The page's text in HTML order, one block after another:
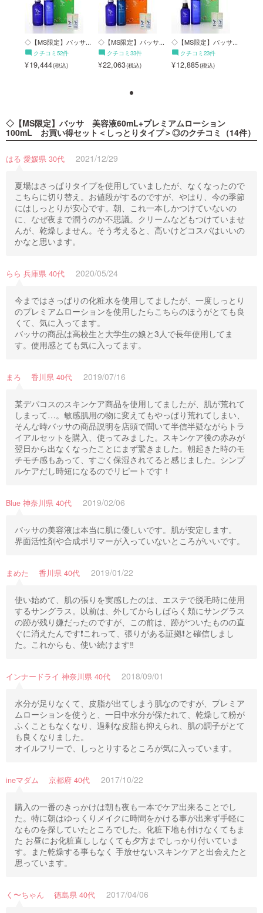
◇【MS限定】バッサ...
クチコミ52件
19,444
◇【MS限定】バッサ...
クチコミ33件
22,063
◇【MS限定】バッサ...
クチコミ23件
12,885
◇【MS限定】バッサ 美容液60mL+プレミアムローション
100mL お買い得セット＜しっとりタイプ＞◎のクチコミ（14件）
はる 愛媛県 30代 2021/12/29
夏場はさっぱりタイプを使用していましたが、なくなったので
こちらに切り替え。お値段がするのですが、やはり、今の季節
にはしっとりが安心です。朝、これ一本しかつけていないの
に、なぜ夜まで潤うのか不思議。クリームなどもつけていませ
んが、乾燥しません。そう考えると、高いけどコスパはいいの
かなと思います。
らら 兵庫県 40代 2020/05/24
今まではさっぱりの化粧水を使用してましたが、一度しっとり
のプレミアムローションを使用したらこちらのほうがとても良
くて、気に入ってます。
バッサの商品は高校生と大学生の娘と3人で長年使用してま
す。使用感とても気に入ってます。
まろ 香川県 40代 2019/07/16
某デパコスのスキンケア商品を使用してましたが、肌が荒れて
しまって…。敏感肌用の物に変えてもやっぱり荒れてしまい、
そんな時バッサの商品説明を店頭で聞いて半信半疑ながらトラ
イアルセットを購入、使ってみました。スキンケア後の赤みが
翌日から出なくなったことにまず驚きました。朝起きた時のモ
チモチ感もあって、すごく保湿されてると感じました。シンプ
ルケアだし時短になるのでリピートです！
Blue 神奈川県 40代 2019/02/06
バッサの美容液は本当に肌に優しいです。肌が安定します。
界面活性剤や合成ポリマーが入っていないところがいいです。
まめた 香川県 40代 2019/01/22
使い始めて、肌の張りを実感したのは、エステで脱毛時に使用
するサングラス。以前は、外してからしばらく頬にサングラス
の跡が残り嫌だったのですが、この前は、跡がついたものの直
ぐに消えたんです❗これって、張りがある証拠❗と確信しまし
た。これからも、使い続けます‼️
インナードライ 神奈川県 40代 2018/09/01
水分が足りなくて、皮脂が出てしまう肌なのですが、プレミア
ムローションを使うと、一日中水分が保たれて、乾燥して粉が
ふくこともなくなり、過剰な皮脂も抑えられ、肌の調子がとて
も良くなりました。
オイルフリーで、しっとりするところが気に入っています。
ineマダム 京都府 40代 2017/10/22
購入の一番のきっかけは朝も夜も一本でケア出来ることでし
た。特に朝はゆっくりメイクに時間をかける事が出来ず手軽に
なものを探していたところでした。化粧下地も付けなくてもま
た お昼にお化粧直ししなくても夕方までしっかり付いていま
す。また乾燥する事もなく 手放せないスキンケアと出会えたと
思っています。
く〜ちゃん 徳島県 40代 2017/04/06